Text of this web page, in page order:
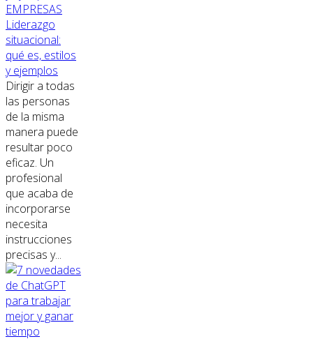
EMPRESAS
Liderazgo
situacional:
qué es, estilos
y ejemplos
Dirigir a todas
las personas
de la misma
manera puede
resultar poco
eficaz. Un
profesional
que acaba de
incorporarse
necesita
instrucciones
precisas y...